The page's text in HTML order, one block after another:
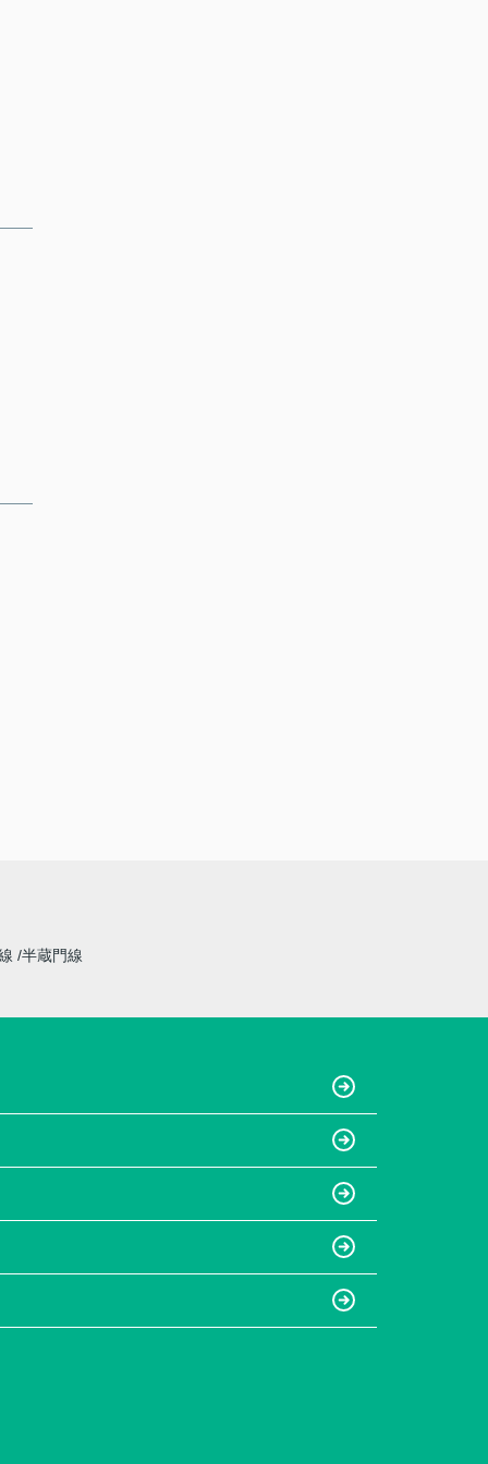
半蔵門線